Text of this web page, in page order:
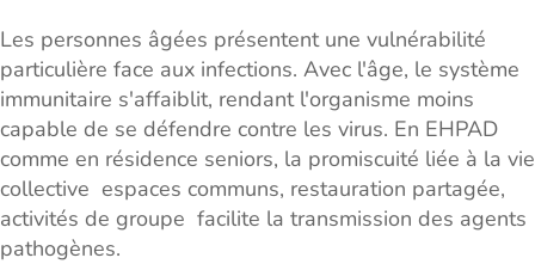
Les personnes âgées présentent une vulnérabilité
particulière face aux infections. Avec l'âge, le système
immunitaire s'affaiblit, rendant l'organisme moins
capable de se défendre contre les virus. En EHPAD
comme en résidence seniors, la promiscuité liée à la vie
collective espaces communs, restauration partagée,
activités de groupe facilite la transmission des agents
pathogènes.